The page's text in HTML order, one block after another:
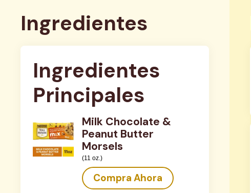
Ingredientes
Ingredientes
Principales
Milk Chocolate &
Peanut Butter
Morsels
(11 oz.)
Compra Ahora